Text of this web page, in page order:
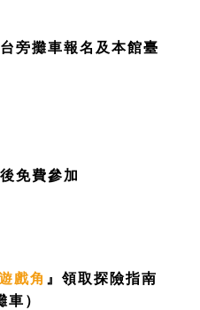
旁攤車報名及本館臺
免費參加
戲角 』領取探險指南
車）